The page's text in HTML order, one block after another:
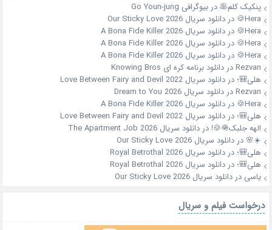
پنکیک کلم🥞دربیوگرافی Go Youn-jung
Hera🍪
دردانلود سریال Our Sticky Love 2026
Hera🍪
دردانلود سریال A Bona Fide Killer 2026
Hera🍪
دردانلود سریال A Bona Fide Killer 2026
Hera🍪
دردانلود سریال A Bona Fide Killer 2026
Rezvanدردانلود برنامه کره ای Knowing Bros
هلی🎒؛ دردانلود سریال Love Between Fairy and Devil 2022
Rezvanدردانلود سریال Dream to You 2026
Hera🍪
دردانلود سریال A Bona Fide Killer 2026
هلی🎒؛ دردانلود سریال Love Between Fairy and Devil 2022
الهه جلبک🪖🍪!
دردانلود سریال The Apartment Job 2026
☀️🌸دردانلود سریال Our Sticky Love 2026
هلی🎒؛ دردانلود سریال Royal Betrothal 2026
هلی🎒؛ دردانلود سریال Royal Betrothal 2026
یاسی دردانلود سریال Our Sticky Love 2026
درخواست فیلم و سریال